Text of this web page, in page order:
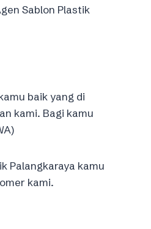
Sablon Plastik
baik yang di
kami. Bagi kamu
Palangkaraya kamu
kami.